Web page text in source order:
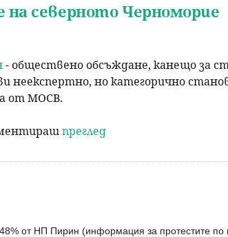
северното Черноморие
- обществено обсъждане, канещо за
неекспертно, но категорично
от МОСВ.
преглед
от НП Пирин (информация за протестите по